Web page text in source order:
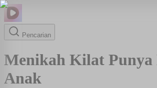
Pencarian
Menikah Kilat
Anak